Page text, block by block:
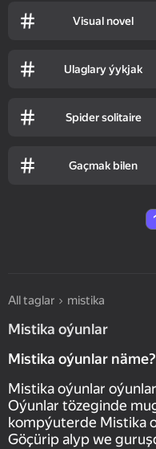
Visual novel
Ulaglary ýykjak
Spider solitaire
Gaçmak bilen
All taglar mistika
Mistika oýunlar
Mistika oýunlar näme?
Mistika oýunlar
Oýunlar tözeginde
kompýuterde Mistika
Göçürip alyp we